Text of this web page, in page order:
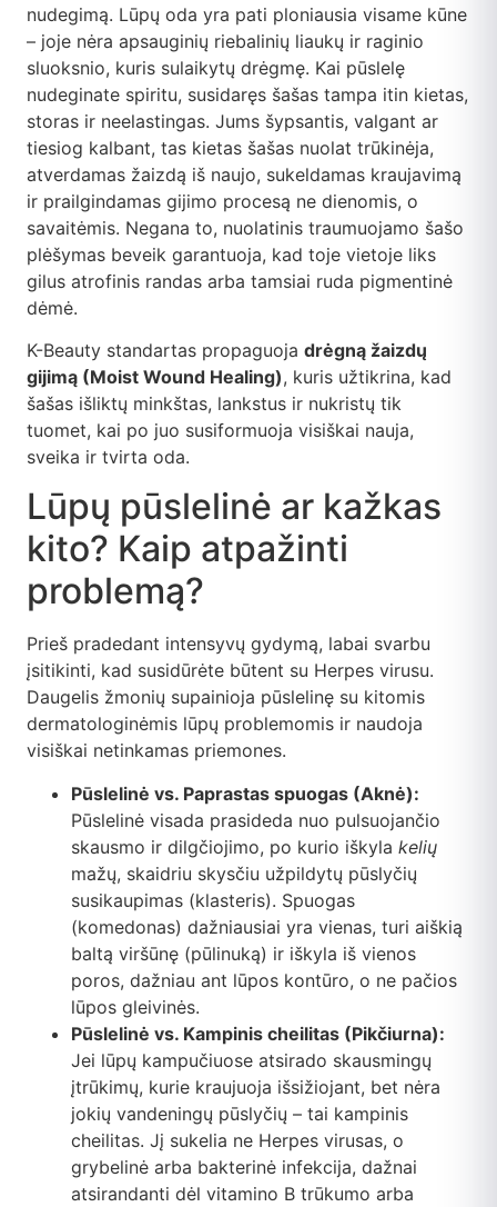
nudegimą. Lūpų oda yra pati ploniausia visame kūne
– joje nėra apsauginių riebalinių liaukų ir raginio
sluoksnio, kuris sulaikytų drėgmę. Kai pūslelę
nudeginate spiritu, susidaręs šašas tampa itin kietas,
storas ir neelastingas. Jums šypsantis, valgant ar
tiesiog kalbant, tas kietas šašas nuolat trūkinėja,
atverdamas žaizdą iš naujo, sukeldamas kraujavimą
ir prailgindamas gijimo procesą ne dienomis, o
savaitėmis. Negana to, nuolatinis traumuojamo šašo
plėšymas beveik garantuoja, kad toje vietoje liks
gilus atrofinis randas arba tamsiai ruda pigmentinė
dėmė.
K-Beauty standartas propaguoja drėgną žaizdų
gijimą (Moist Wound Healing), kuris užtikrina, kad
šašas išliktų minkštas, lankstus ir nukristų tik
tuomet, kai po juo susiformuoja visiškai nauja,
sveika ir tvirta oda.
Lūpų pūslelinė ar kažkas
kito? Kaip atpažinti
problemą?
Prieš pradedant intensyvų gydymą, labai svarbu
įsitikinti, kad susidūrėte būtent su Herpes virusu.
Daugelis žmonių supainioja pūslelinę su kitomis
dermatologinėmis lūpų problemomis ir naudoja
visiškai netinkamas priemones.
Pūslelinė vs. Paprastas spuogas (Aknė):
Pūslelinė visada prasideda nuo pulsuojančio
skausmo ir dilgčiojimo, po kurio iškyla kelių
mažų, skaidriu skysčiu užpildytų pūslyčių
susikaupimas (klasteris). Spuogas
(komedonas) dažniausiai yra vienas, turi aiškią
baltą viršūnę (pūlinuką) ir iškyla iš vienos
poros, dažniau ant lūpos kontūro, o ne pačios
lūpos gleivinės.
Pūslelinė vs. Kampinis cheilitas (Pikčiurna):
Jei lūpų kampučiuose atsirado skausmingų
įtrūkimų, kurie kraujuoja išsižiojant, bet nėra
jokių vandeningų pūslyčių – tai kampinis
cheilitas. Jį sukelia ne Herpes virusas, o
grybelinė arba bakterinė infekcija, dažnai
atsirandanti dėl vitamino B trūkumo arba